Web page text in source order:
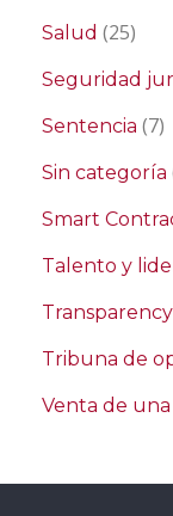
Salud (25)
Seguridad
Sentencia (7)
Sin categoría
Smart
Talento y
Tribuna de
Venta de